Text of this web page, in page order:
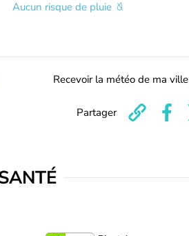
Aucun risque de pluie
Recevoir la météo de ma ville
Partager